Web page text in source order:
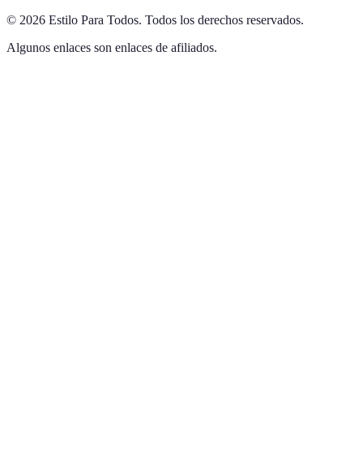
© 2026 Estilo Para Todos. Todos los derechos reservados.
Algunos enlaces son enlaces de afiliados.